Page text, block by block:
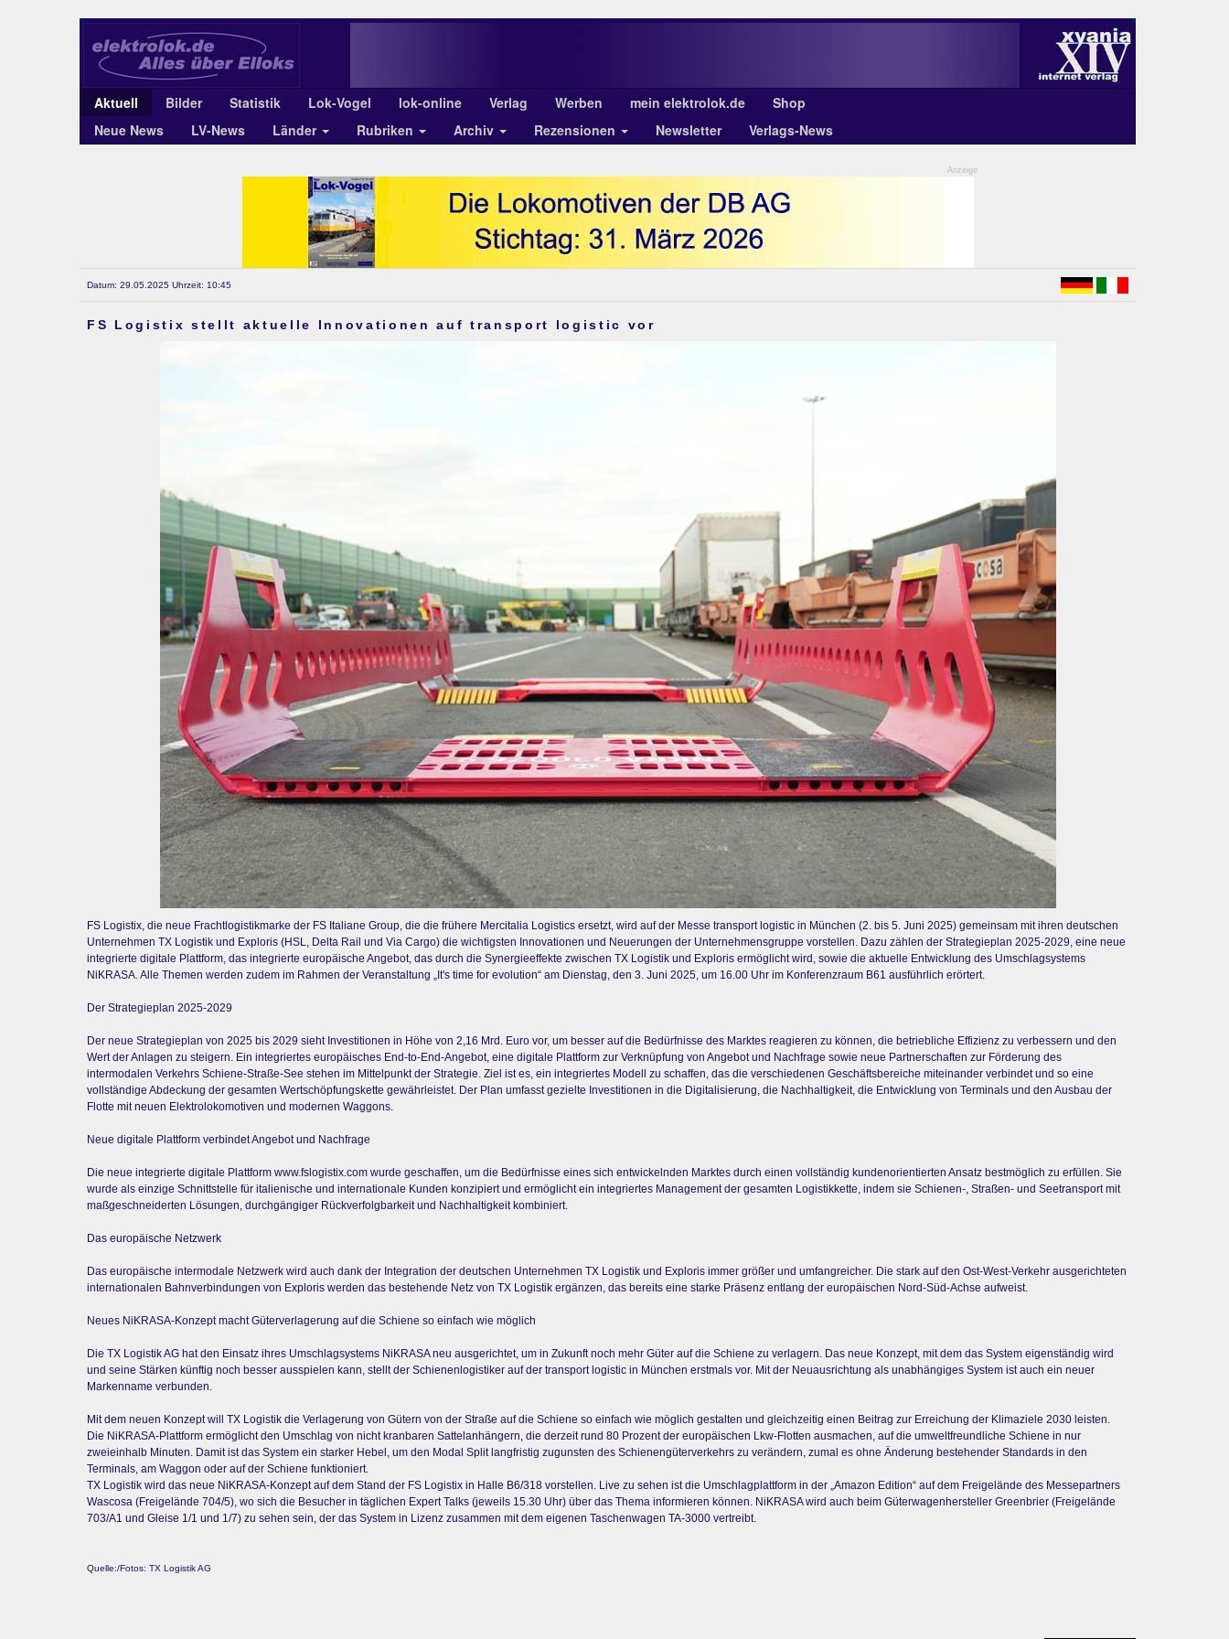
Aktuell Bilder Statistik Lok-Vogel lok-online Verlag Werben mein elektrolok.de
Shop
Neue News
LV-News Länder Rubriken Archiv Rezensionen Newsletter Verlags-News
Anzeige
Datum: 29.05.2025 Uhrzeit: 10:45
FS Logistix stellt aktuelle Innovationen auf transport logistic vor
FS Logistix, die neue Frachtlogistikmarke der FS Italiane Group, die die frühere Mercitalia Logistics ersetzt, wird auf der Messe transport logistic in München (2. bis 5. Juni 2025) gemeinsam mit ihren deutschen
Unternehmen TX Logistik und Exploris (HSL, Delta Rail und Via Cargo) die wichtigsten Innovationen und Neuerungen der Unternehmensgruppe vorstellen. Dazu zählen der Strategieplan 2025-2029, eine neue
integrierte digitale Plattform, das integrierte europäische Angebot, das durch die Synergieeffekte zwischen TX Logistik und Exploris ermöglicht wird, sowie die aktuelle Entwicklung des Umschlagsystems
NiKRASA. Alle Themen werden zudem im Rahmen der Veranstaltung „It's time for evolution“ am Dienstag, den 3. Juni 2025, um 16.00 Uhr im Konferenzraum B61 ausführlich erörtert.
Der Strategieplan 2025-2029
Der neue Strategieplan von 2025 bis 2029 sieht Investitionen in Höhe von 2,16 Mrd. Euro vor, um besser auf die Bedürfnisse des Marktes reagieren zu können, die betriebliche Effizienz zu verbessern und den
Wert der Anlagen zu steigern. Ein integriertes europäisches End-to-End-Angebot, eine digitale Plattform zur Verknüpfung von Angebot und Nachfrage sowie neue Partnerschaften zur Förderung des
intermodalen Verkehrs Schiene-Straße-See stehen im Mittelpunkt der Strategie. Ziel ist es, ein integriertes Modell zu schaffen, das die verschiedenen Geschäftsbereiche miteinander verbindet und so eine
vollständige Abdeckung der gesamten Wertschöpfungskette gewährleistet. Der Plan umfasst gezielte Investitionen in die Digitalisierung, die Nachhaltigkeit, die Entwicklung von Terminals und den Ausbau der
Flotte mit neuen Elektrolokomotiven und modernen Waggons.
Neue digitale Plattform verbindet Angebot und Nachfrage
Die neue integrierte digitale Plattform www.fslogistix.com wurde geschaffen, um die Bedürfnisse eines sich entwickelnden Marktes durch einen vollständig kundenorientierten Ansatz bestmöglich zu erfüllen. Sie
wurde als einzige Schnittstelle für italienische und internationale Kunden konzipiert und ermöglicht ein integriertes Management der gesamten Logistikkette, indem sie Schienen-, Straßen- und Seetransport mit
maßgeschneiderten Lösungen, durchgängiger Rückverfolgbarkeit und Nachhaltigkeit kombiniert.
Das europäische Netzwerk
Das europäische intermodale Netzwerk wird auch dank der Integration der deutschen Unternehmen TX Logistik und Exploris immer größer und umfangreicher. Die stark auf den Ost-West-Verkehr ausgerichteten
internationalen Bahnverbindungen von Exploris werden das bestehende Netz von TX Logistik ergänzen, das bereits eine starke Präsenz entlang der europäischen Nord-Süd-Achse aufweist.
Neues NiKRASA-Konzept macht Güterverlagerung auf die Schiene so einfach wie möglich
Die TX Logistik AG hat den Einsatz ihres Umschlagsystems NiKRASA neu ausgerichtet, um in Zukunft noch mehr Güter auf die Schiene zu verlagern. Das neue Konzept, mit dem das System eigenständig wird
und seine Stärken künftig noch besser ausspielen kann, stellt der Schienenlogistiker auf der transport logistic in München erstmals vor. Mit der Neuausrichtung als unabhängiges System ist auch ein neuer
Markenname verbunden.
Mit dem neuen Konzept will TX Logistik die Verlagerung von Gütern von der Straße auf die Schiene so einfach wie möglich gestalten und gleichzeitig einen Beitrag zur Erreichung der Klimaziele 2030 leisten.
Die NiKRASA-Plattform ermöglicht den Umschlag von nicht kranbaren Sattelanhängern, die derzeit rund 80 Prozent der europäischen Lkw-Flotten ausmachen, auf die umweltfreundliche Schiene in nur
zweieinhalb Minuten. Damit ist das System ein starker Hebel, um den Modal Split langfristig zugunsten des Schienengüterverkehrs zu verändern, zumal es ohne Änderung bestehender Standards in den
Terminals, am Waggon oder auf der Schiene funktioniert.
TX Logistik wird das neue NiKRASA-Konzept auf dem Stand der FS Logistix in Halle B6/318 vorstellen. Live zu sehen ist die Umschlagplattform in der „Amazon Edition“ auf dem Freigelände des Messepartners
Wascosa (Freigelände 704/5), wo sich die Besucher in täglichen Expert Talks (jeweils 15.30 Uhr) über das Thema informieren können. NiKRASA wird auch beim Güterwagenhersteller Greenbrier (Freigelände
703/A1 und Gleise 1/1 und 1/7) zu sehen sein, der das System in Lizenz zusammen mit dem eigenen Taschenwagen TA-3000 vertreibt.
Quelle:/Fotos: TX Logistik AG